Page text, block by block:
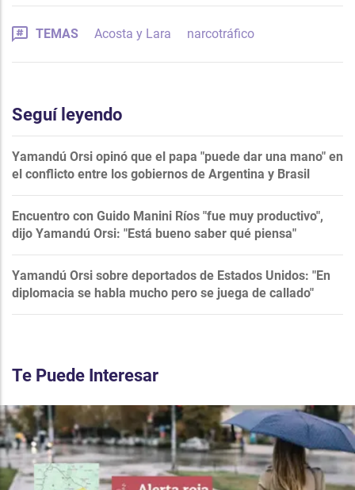
TEMAS Acosta y Lara narcotráfico
Seguí leyendo
Yamandú Orsi opinó que el papa "puede dar una mano" en
el conflicto entre los gobiernos de Argentina y Brasil
Encuentro con Guido Manini Ríos "fue muy productivo",
dijo Yamandú Orsi: "Está bueno saber qué piensa"
Yamandú Orsi sobre deportados de Estados Unidos: "En
diplomacia se habla mucho pero se juega de callado"
Te Puede Interesar